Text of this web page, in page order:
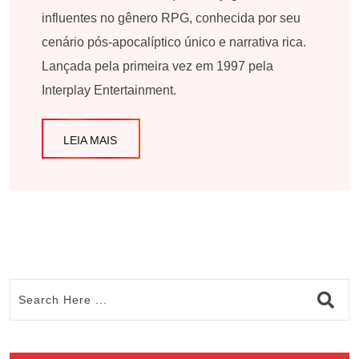
influentes no gênero RPG, conhecida por seu
cenário pós-apocalíptico único e narrativa rica.
Lançada pela primeira vez em 1997 pela
Interplay Entertainment.
LEIA MAIS